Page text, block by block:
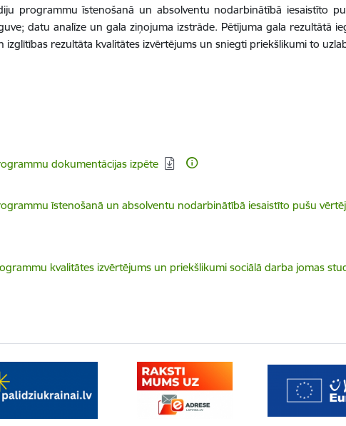
programmu īstenošanā un absolventu nodarbinātībā iesaistīto
datu analīze un gala ziņojuma izstrāde. Pētījuma gala rezultātā
rezultāta kvalitātes izvērtējums un sniegti priekšlikumi to
dokumentācijas izpēte
īstenošanā un absolventu nodarbinātībā iesaistīto pušu
kvalitātes izvērtējums un priekšlikumi sociālā darba jomas